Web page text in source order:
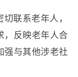
联系老年人，
，反映老年人合
强与其他涉老社